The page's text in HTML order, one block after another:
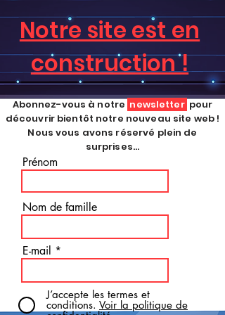
Notre site est en
construction !
Abonnez-vous à notre newsletter pour
découvrir bientôt notre nouveau site web !
Nous vous avons réservé plein de
surprises...
Prénom
Nom de famille
E-mail
J’accepte les termes et
conditions. Voir la politique de